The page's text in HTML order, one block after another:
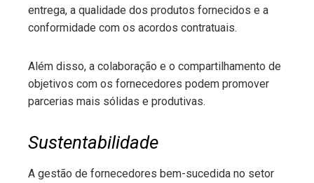
entrega, a qualidade dos produtos fornecidos e a
conformidade com os acordos contratuais.
Além disso, a colaboração e o compartilhamento de
objetivos com os fornecedores podem promover
parcerias mais sólidas e produtivas.
Sustentabilidade
A gestão de fornecedores bem-sucedida no setor